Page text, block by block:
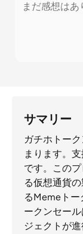
まだ感想はあ
サマリー
ガチホトー
まります。
です。この
る仮想通貨
るMemeトー
ークンセー
ジェクトが